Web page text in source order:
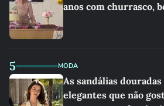
anos com churrasco,
5 MODA
As sandálias
elegantes que não